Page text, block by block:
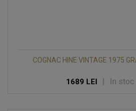
COGNAC HINE VINTAGE 1975
1689 LEI In stoc